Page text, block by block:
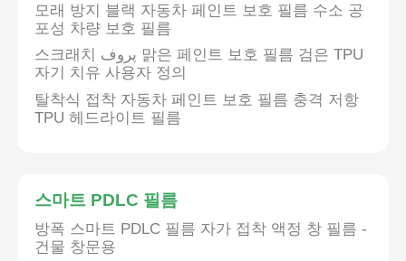
모래 방지 블랙 자동차 페인트 보호 필름 수소 공
포성 차량 보호 필름
스크래치 پروف 맑은 페인트 보호 필름 검은 TPU
자기 치유 사용자 정의
탈착식 접착 자동차 페인트 보호 필름 충격 저항
TPU 헤드라이트 필름
스마트 PDLC 필름
방폭 스마트 PDLC 필름 자가 접착 액정 창 필름 -
건물 창문용